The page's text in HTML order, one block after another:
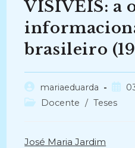
VISÍVEIS: a
brasileiro
Autor
do
mariaeduarda
Post
Categoria
Docente / Teses
José Maria Jardim